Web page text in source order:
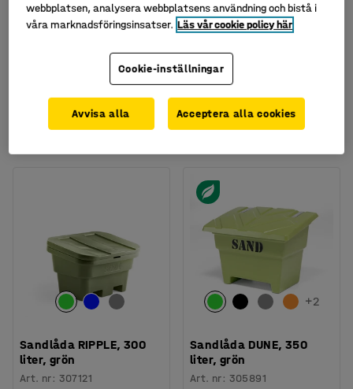
Sandlåda DUNE, 550
Art. nr:305901
4 790 kr KÖP
Sandlåda DUNE, 250
liter, svart
Art. nr:305886
3 150 kr KÖP
Sandlåda RIPPLE, 300
liter, grön
Art. nr: 307121
+2
Sandlåda DUNE, 350
liter, grön
Art. nr: 305891
webbplatsen, analysera webbplatsens användning och bistå i
våra marknadsföringsinsatser. Läs vår cookie policy här
Cookie-inställningar
Avvisa alla Acceptera alla cookies